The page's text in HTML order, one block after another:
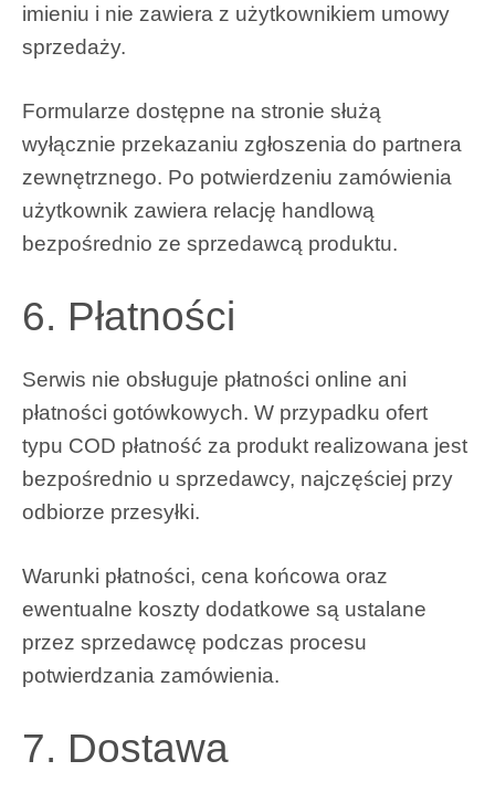
imieniu i nie zawiera z użytkownikiem umowy
sprzedaży.
Formularze dostępne na stronie służą
wyłącznie przekazaniu zgłoszenia do partnera
zewnętrznego. Po potwierdzeniu zamówienia
użytkownik zawiera relację handlową
bezpośrednio ze sprzedawcą produktu.
6. Płatności
Serwis nie obsługuje płatności online ani
płatności gotówkowych. W przypadku ofert
typu COD płatność za produkt realizowana jest
bezpośrednio u sprzedawcy, najczęściej przy
odbiorze przesyłki.
Warunki płatności, cena końcowa oraz
ewentualne koszty dodatkowe są ustalane
przez sprzedawcę podczas procesu
potwierdzania zamówienia.
7. Dostawa